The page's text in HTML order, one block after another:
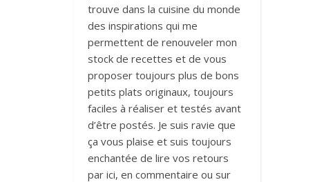
trouve dans la cuisine du monde
des inspirations qui me
permettent de renouveler mon
stock de recettes et de vous
proposer toujours plus de bons
petits plats originaux, toujours
faciles à réaliser et testés avant
d’être postés. Je suis ravie que
ça vous plaise et suis toujours
enchantée de lire vos retours
par ici, en commentaire ou sur